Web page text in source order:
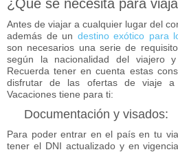
¿Que se necesita para
Antes de viajar a cualquier lugar del
además de un destino exótico para
son necesarios una serie de
según la nacionalidad del viajero
Recuerda tener en cuenta estas
disfrutar de las ofertas de viaje
Vacaciones tiene para ti:
Documentación y visados:
Para poder entrar en el país en tu
tener el DNI actualizado y en